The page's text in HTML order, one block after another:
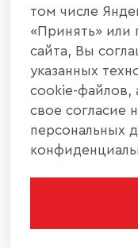
том числе
«Принять» или
сайта, Вы
указанных
cookie-файлов,
свое согласие
персональных